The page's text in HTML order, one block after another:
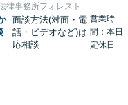
律事務所フォレスト
面談方法(対面・電
話・ビデオなど)は
応相談
営業時
間：本日
定休日